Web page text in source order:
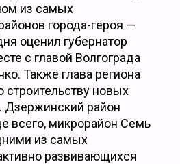
из самых
города-героя —
оценил губернатор
с главой Волгограда
Также глава региона
строительству новых
Дзержинский район
всего, микрорайон Семь
из самых
развивающихся